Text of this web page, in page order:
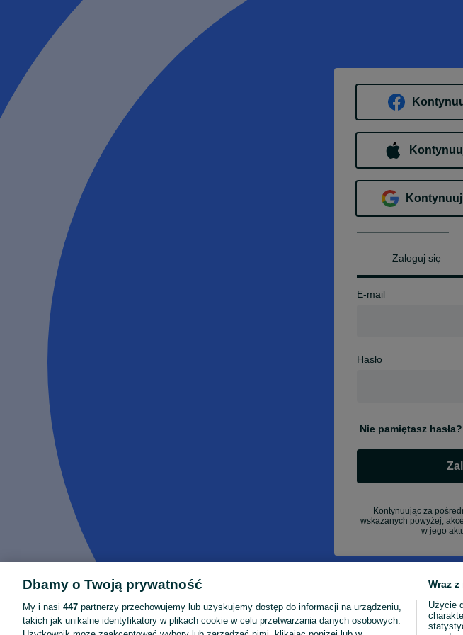
Zaloguj się
E-mail
Hasło
Nie pamiętasz hasła?
Kontynuując za
wskazanych powyżej,
w jego
Dbamy o Twoją prywatność
My i nasi 447 partnerzy przechowujemy lub uzyskujemy dostęp do informacji na urządzeniu,
takich jak unikalne identyfikatory w plikach cookie w celu przetwarzania danych osobowych.
Wraz
Użycie